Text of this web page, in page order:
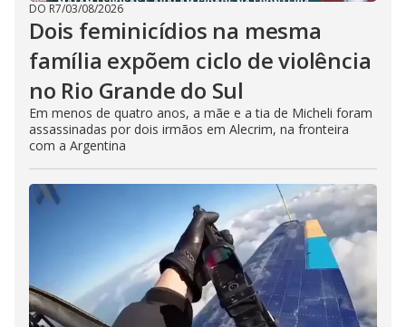
DO R7/03/08/2026
Dois feminicídios na mesma
família expõem ciclo de violência
no Rio Grande do Sul
Em menos de quatro anos, a mãe e a tia de Micheli foram
assassinadas por dois irmãos em Alecrim, na fronteira
com a Argentina